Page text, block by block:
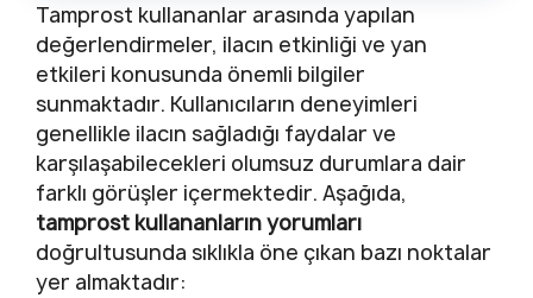
Tamprost kullananlar arasında yapılan
değerlendirmeler, ilacın etkinliği ve yan
etkileri konusunda önemli bilgiler
sunmaktadır. Kullanıcıların deneyimleri
genellikle ilacın sağladığı faydalar ve
karşılaşabilecekleri olumsuz durumlara dair
farklı görüşler içermektedir. Aşağıda,
tamprost kullananların yorumları
doğrultusunda sıklıkla öne çıkan bazı noktalar
yer almaktadır: